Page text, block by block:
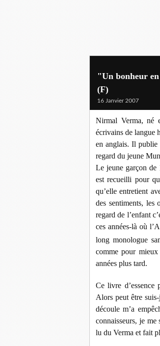
"Un bonheur
(F)
16 Janvier 2007
Nirmal Verma, né
écrivains de langue
en anglais. Il publie
regard du jeune
Le jeune garçon de
est recueilli pour
qu’elle entretient
des sentiments, les
regard de l’enfant
ces années-là où
long monologue
comme pour
années plus tard.
Ce livre d’essence
Alors peut être
découle m’a
connaisseurs, je
lu du Verma et fait